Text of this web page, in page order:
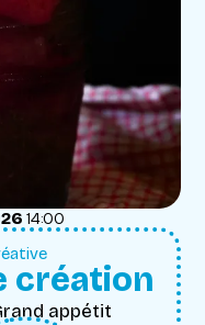
14:00
création
appétit